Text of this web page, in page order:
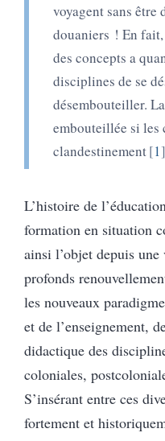
voyagent sans être
douaniers ! En
des concepts a
disciplines de se
désembouteiller.
embouteillée si les
clandestinement 1
L’histoire de
formation en situation
ainsi l’objet depuis une
profonds
les nouveaux
et de l’enseignement,
didactique des
coloniales,
S’insérant entre ces
fortement et